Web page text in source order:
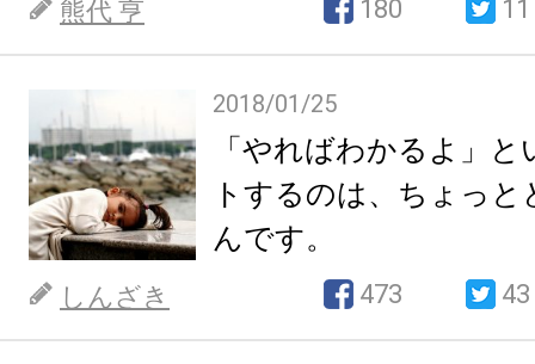
熊代 亨 180 11
2018/01/25
「やればわかるよ」
トするのは、ちょっ
んです。
しんざき 473 43